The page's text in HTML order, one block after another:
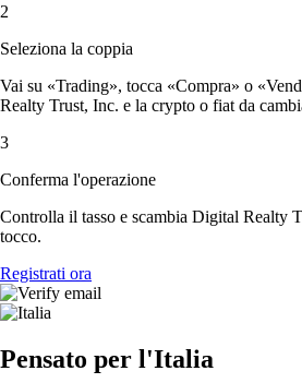
2
Seleziona la coppia
Vai su «Trading», tocca «Compra» o
Realty Trust, Inc. e la crypto o fiat da
3
Conferma l'operazione
Controlla il tasso e scambia Digital Realty
tocco.
Registrati ora
Pensato per l'Italia